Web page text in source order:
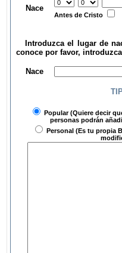
Nace
Antes de Cristo
Introduzca el lugar de
conoce por favor,
Nace
Popular(Quiere decir
personas podrán
Personal (Es tu propia